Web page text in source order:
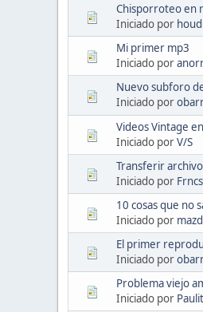
Chisporroteo en
Iniciado por
Mi primer mp3
Iniciado por
Nuevo subforo
Iniciado por
Videos Vintage
Iniciado porV/S
Transferir
Iniciado por Frncs
10 cosas que no
Iniciado por
El primer
Iniciado por
Problema viejo
Iniciado por